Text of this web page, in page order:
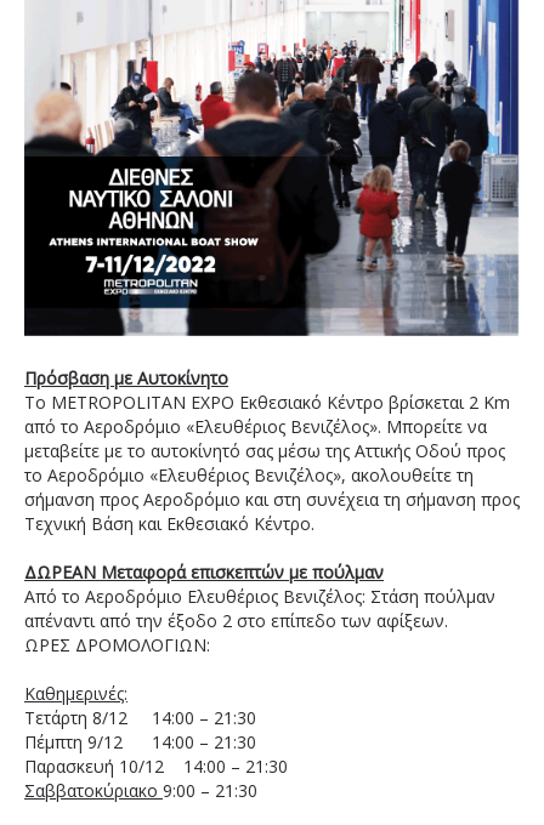
Πρόσβαση με Αυτοκίνητο
Το METROPOLITAN EXPO Εκθεσιακό Κέντρο βρίσκεται 2 Km
από το Αεροδρόμιο «Ελευθέριος Βενιζέλος». Μπορείτε να
μεταβείτε με το αυτοκίνητό σας μέσω της Αττικής Οδού προς
το Αεροδρόμιο «Ελευθέριος Βενιζέλος», ακολουθείτε τη
σήμανση προς Αεροδρόμιο και στη συνέχεια τη σήμανση προς
Τεχνική Βάση και Εκθεσιακό Κέντρο.
ΔΩΡΕΑΝ Μεταφορά επισκεπτών με πούλμαν
Από το Αεροδρόμιο Ελευθέριος Βενιζέλος: Στάση πούλμαν
απέναντι από την έξοδο 2 στο επίπεδο των αφίξεων.
ΩΡΕΣ ΔΡΟΜΟΛΟΓΙΩΝ:
Καθημερινές:
Τετάρτη 8/12 14:00 – 21:30
Πέμπτη 9/12 14:00 – 21:30
Παρασκευή 10/12 14:00 – 21:30
Σαββατοκύριακο 9:00 – 21:30